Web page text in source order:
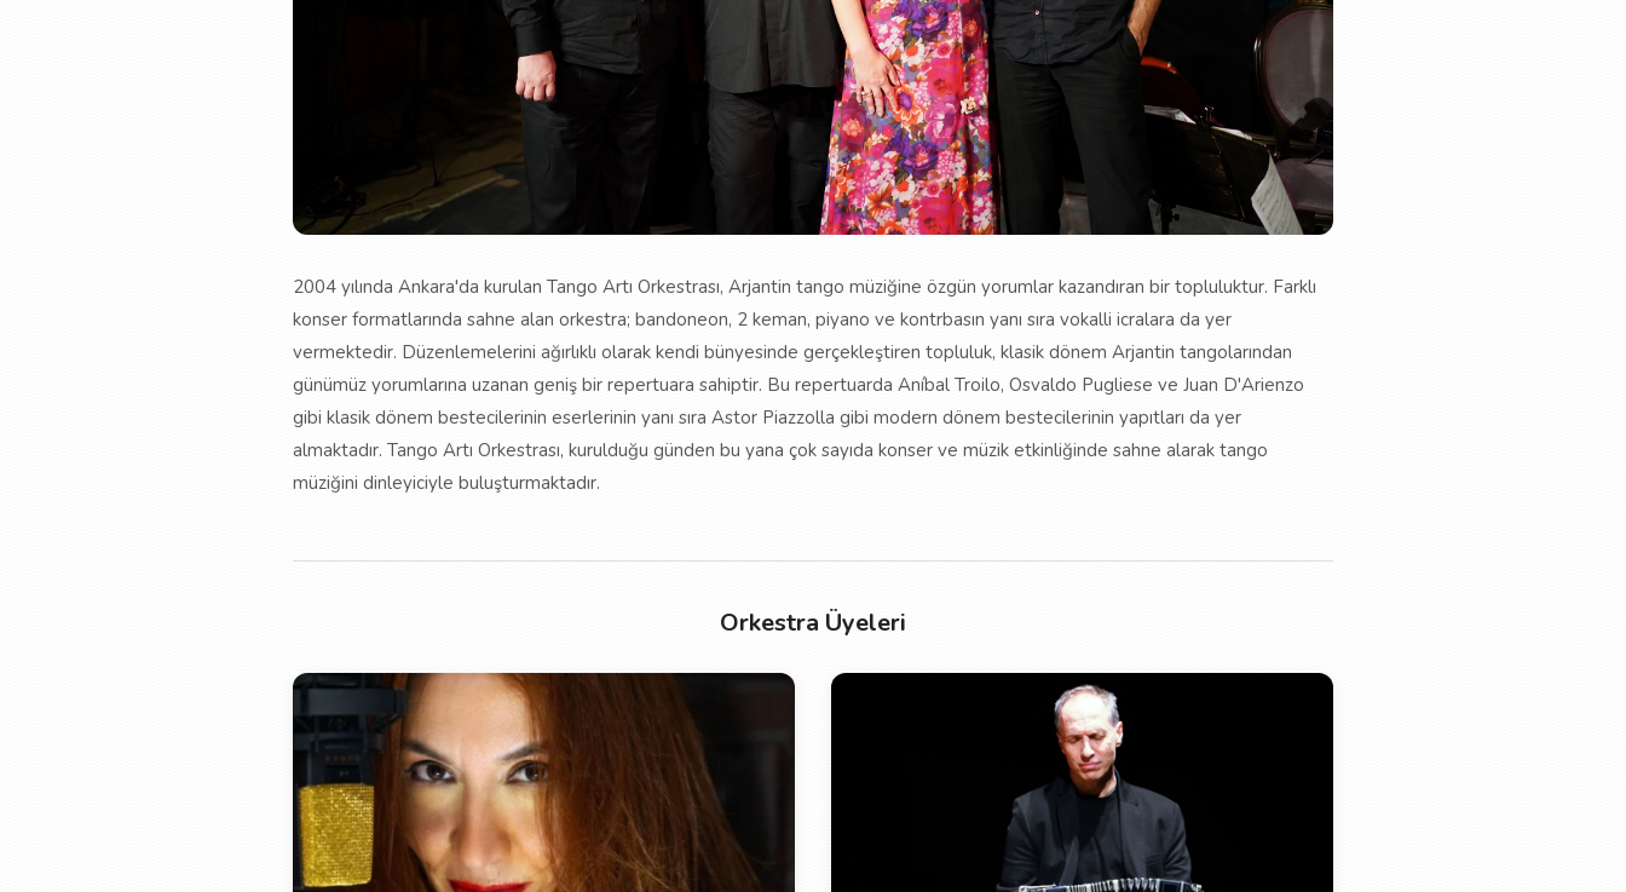
2004 yılında Ankara'da kurulan Tango Artı Orkestrası, Arjantin tango müziğine özgün yorumlar kazandıran bir topluluktur. Farklı
konser formatlarında sahne alan orkestra; bandoneon, 2 keman, piyano ve kontrbasın yanı sıra vokalli icralara da yer
vermektedir. Düzenlemelerini ağırlıklı olarak kendi bünyesinde gerçekleştiren topluluk, klasik dönem Arjantin tangolarından
günümüz yorumlarına uzanan geniş bir repertuara sahiptir. Bu repertuarda Aníbal Troilo, Osvaldo Pugliese ve Juan D'Arienzo
gibi klasik dönem bestecilerinin eserlerinin yanı sıra Astor Piazzolla gibi modern dönem bestecilerinin yapıtları da yer
almaktadır. Tango Artı Orkestrası, kurulduğu günden bu yana çok sayıda konser ve müzik etkinliğinde sahne alarak tango
müziğini dinleyiciyle buluşturmaktadır.
Orkestra Üyeleri